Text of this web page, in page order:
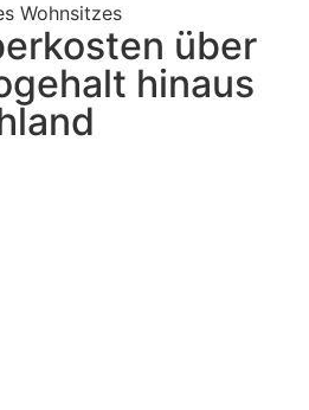
Wohnsitzes
über
hinaus